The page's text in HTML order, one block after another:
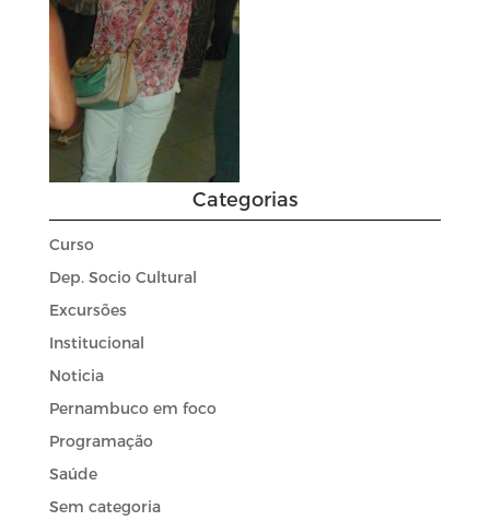
Categorias
Curso
Dep. Socio Cultural
Excursões
Institucional
Noticia
Pernambuco em foco
Programação
Saúde
Sem categoria